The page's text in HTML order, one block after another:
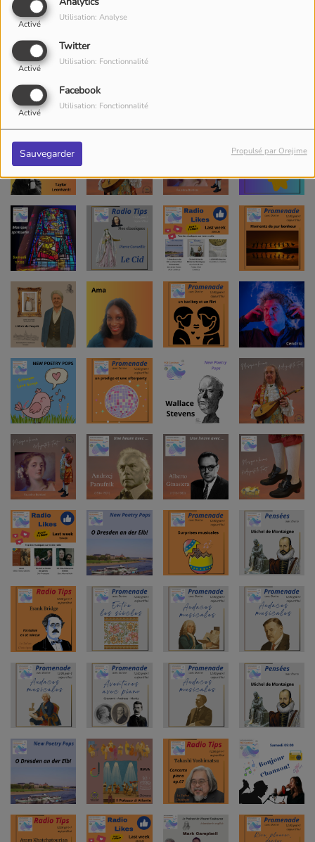
Activé
Utilisation: Analyse
Twitter
Activé
Utilisation: Fonctionnalité
Facebook
Activé
Utilisation: Fonctionnalité
Sauvegarder Propulsé par Orejime